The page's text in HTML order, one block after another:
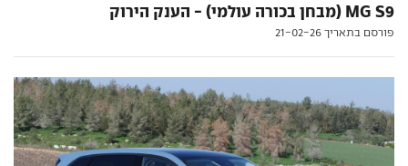
MG S9 (מבחן בכורה עולמי) - הענק הירוק
פורסם בתאריך 21-02-26